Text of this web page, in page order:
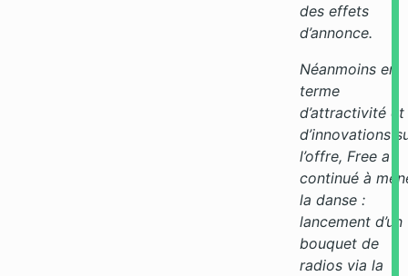
des effets
d’annonce.
Néanmoins en
terme
d’attractivité et
d’innovations
l’offre, Free a
continué à
la danse :
lancement d’un
bouquet de
radios via la